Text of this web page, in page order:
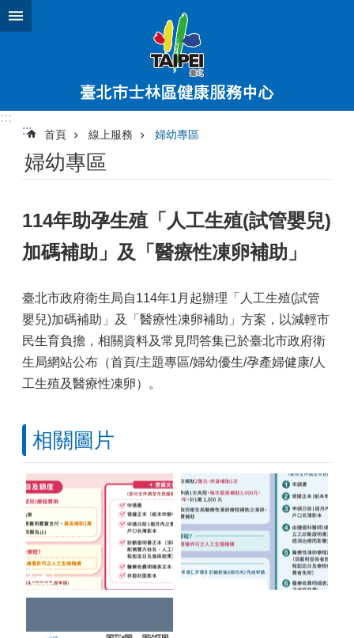
跳到主要內容區塊
:::
:::
首頁 線上服務 婦幼專區
婦幼專區
114年助孕生殖「人工生殖(試管嬰兒)
加碼補助」及「醫療性凍卵補助」
臺北市政府衛生局自114年1月起辦理「人工生殖(試管
嬰兒)加碼補助」及「醫療性凍卵補助」方案，以減輕市
民生育負擔，相關資料及常見問答集已於臺北市政府衛
生局網站公布（首頁/主題專區/婦幼優生/孕產婦健康/人
工生殖及醫療性凍卵）。
相關圖片